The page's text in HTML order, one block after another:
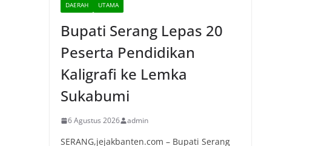
DAERAH UTAMA
Bupati Serang Lepas 20
Peserta Pendidikan
Kaligrafi ke Lemka
Sukabumi
6 Agustus 2026 admin
SERANG,jejakbanten.com – Bupati Serang